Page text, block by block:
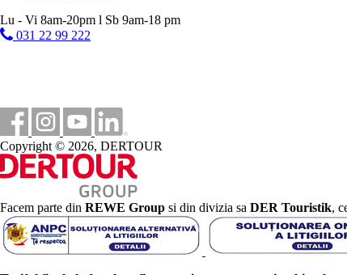
Magazine
Distanta de cel mai apropiat aeroport
Plaja
Sezlonguri pe plaja contra cost
Umbrele pe plaja contra cost
Vacanta la plaja
Piscine
Lu - Vi 8am-20pm l Sb 9am-18 pm
031 22 99 222
Copyright © 2026, DERTOUR
Facem parte din REWE Group si din divizia sa DER Touristik,